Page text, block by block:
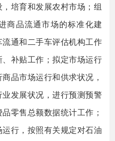
培育和发展农村市场；组
商品流通市场的标准化建
通和二手车评估机构工作
补贴工作；拟定市场运行
品市场运行和供求状况，
发展状况，进行预测预警
零售总额数据统计工作；
行，按照有关规定对石油